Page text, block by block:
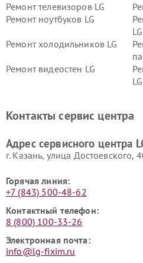
Ремонт телевизоров LG
Ремонт ноутбуков LG
LG
Ремонт холодильников LG
Ремонт видеостен LG
LG
Ремонт морозильных камер
Контакты сервис центра
Адрес сервисного центра
г. Казань, улица Достоевского,
Горячая линия:
+7 (843) 500-48-62
Контактный телефон:
8 (800) 100-33-26
Электронная почта:
info@lg-fixim.ru